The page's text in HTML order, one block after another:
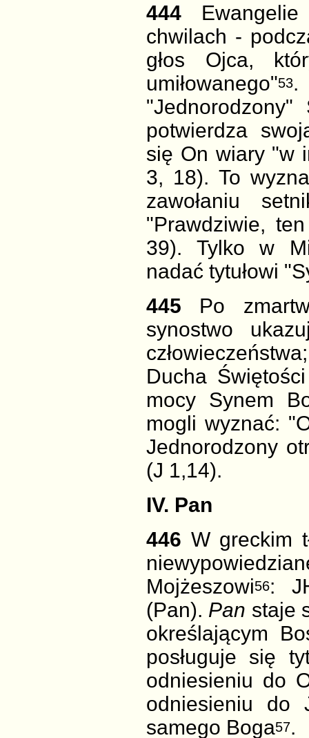
444
chwilach -
głos Ojca,
umiłowanego"53.
potwierdza
się On wiary "w
3, 18). To
zawołaniu
"Prawdziwie,
39). Tylko w
nadać tytułowi
445 Po
synostwo
Ducha
mocy Synem
mogli wyznać:
Jednorodzony
(J 1,14).
IV. Pan
446 W greckim
Mojżeszowi56:
(Pan). Pan staje
określającym
posługuje się
odniesieniu do
odniesieniu do
samego Boga57.